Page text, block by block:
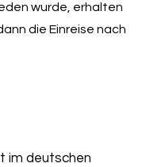
wurde, erhalten
die Einreise nach
im deutschen